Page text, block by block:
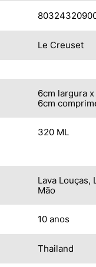
Le Creuset
6cm largura
6cm
320 ML
Lava Louças,
Mão
10 anos
Thailand